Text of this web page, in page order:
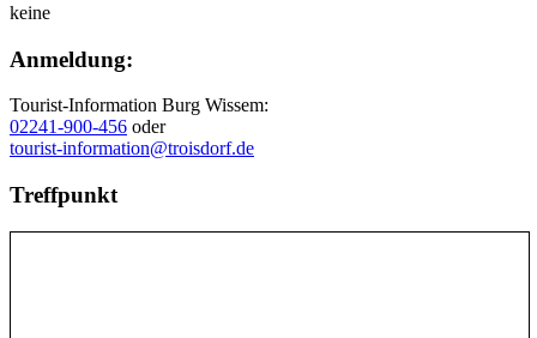
keine
Anmeldung:
Tourist-Information Burg Wissem:
02241-900-456 oder
tourist-information@troisdorf.de
Treffpunkt